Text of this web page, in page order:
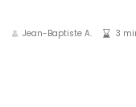
Jean-Baptiste A. 3